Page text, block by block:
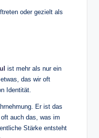
oder gezielt als
ist mehr als nur ein
das wir oft
Identität.
Er ist das
auch das, was im
Stärke entsteht